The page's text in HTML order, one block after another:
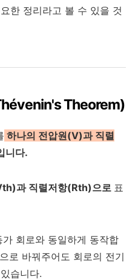
한 정리라고 볼 수 있을 것
Theorem)
하나의 전압원(V)과 직렬
니다.
과 직렬저항(Rth)으로 표
회로와 동일하게 동작합
로 바꿔주어도 회로의 전기
습니다.